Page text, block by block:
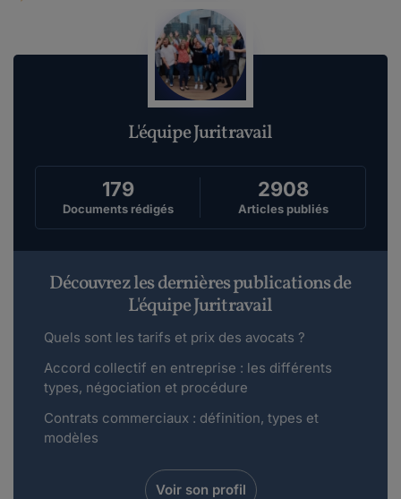
L'équipe Juritravail
179
Documents rédigés
2908
Articles publiés
Découvrez les dernières publications de
L'équipe Juritravail
Quels sont les tarifs et prix des avocats ?
Accord collectif en entreprise : les différents
types, négociation et procédure
Contrats commerciaux : définition, types et
modèles
Voir son profil